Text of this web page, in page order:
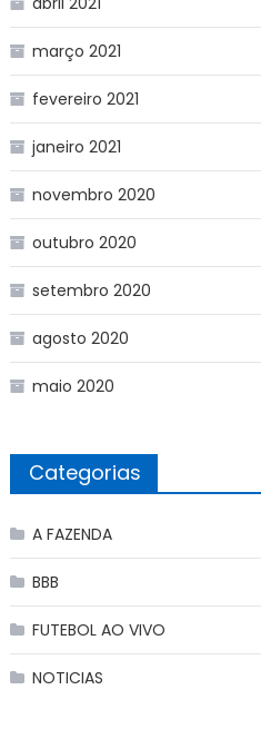
março 2021
fevereiro 2021
janeiro 2021
novembro 2020
outubro 2020
setembro 2020
agosto 2020
maio 2020
Categorias
A FAZENDA
BBB
FUTEBOL AO VIVO
NOTICIAS